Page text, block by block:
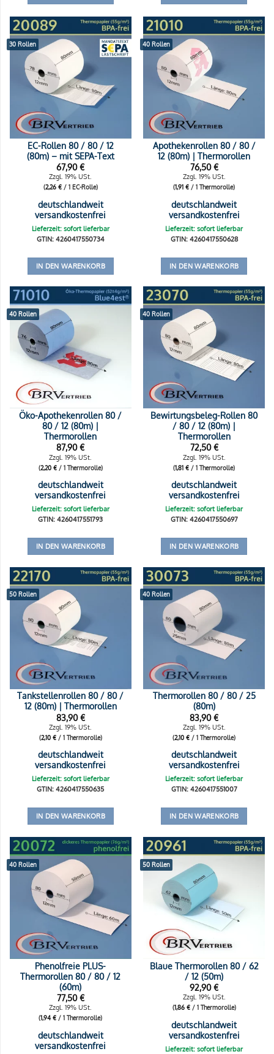
30 Rollen
EC-Rollen 80 / 80 / 12
(80m) – mit SEPA-Text
67,90€
Zzgl. 19% USt.
(2,26 €/ 1 EC-Rolle)
deutschlandweit
versandkostenfrei
Lieferzeit: sofort lieferbar
GTIN: 4260417550734
IN DEN WARENKORB
40 Rollen
Apothekenrollen 80 / 80 /
12 (80m) | Thermorollen
76,50€
Zzgl. 19% USt.
(1,91€ / 1 Thermorolle)
deutschlandweit
versandkostenfrei
Lieferzeit: sofort lieferbar
GTIN: 4260417550628
IN DEN WARENKORB
40 Rollen
Öko-Apothekenrollen 80 /
80 / 12 (80m) |
Thermorollen
87,90€
Zzgl. 19% USt.
(2,20 €/ 1 Thermorolle)
deutschlandweit
versandkostenfrei
Lieferzeit: sofort lieferbar
GTIN: 4260417551793
IN DEN WARENKORB
40 Rollen
Bewirtungsbeleg-Rollen 80
/ 80 / 12 (80m) |
Thermorollen
72,50€
Zzgl. 19% USt.
(1,81€ / 1 Thermorolle)
deutschlandweit
versandkostenfrei
Lieferzeit: sofort lieferbar
GTIN: 4260417550697
IN DEN WARENKORB
50 Rollen
Tankstellenrollen 80 / 80 /
12 (80m) | Thermorollen
83,90€
Zzgl. 19% USt.
(2,10 €/ 1 Thermorolle)
deutschlandweit
versandkostenfrei
Lieferzeit: sofort lieferbar
GTIN: 4260417550635
IN DEN WARENKORB
40 Rollen
Thermorollen 80 / 80 / 25
(80m)
83,90€
Zzgl. 19% USt.
(2,10€ / 1 Thermorolle)
deutschlandweit
versandkostenfrei
Lieferzeit: sofort lieferbar
GTIN: 4260417551007
IN DEN WARENKORB
40 Rollen
Phenolfreie PLUS-
Thermorollen 80 / 80 / 12
(60m)
77,50€
Zzgl. 19% USt.
(1,94€ / 1 Thermorolle)
deutschlandweit
versandkostenfrei
50 Rollen
Blaue Thermorollen 80 / 62
/ 12 (50m)
92,90€
Zzgl. 19% USt.
(1,86 €/ 1 Thermorolle)
deutschlandweit
versandkostenfrei
Lieferzeit: sofort lieferbar